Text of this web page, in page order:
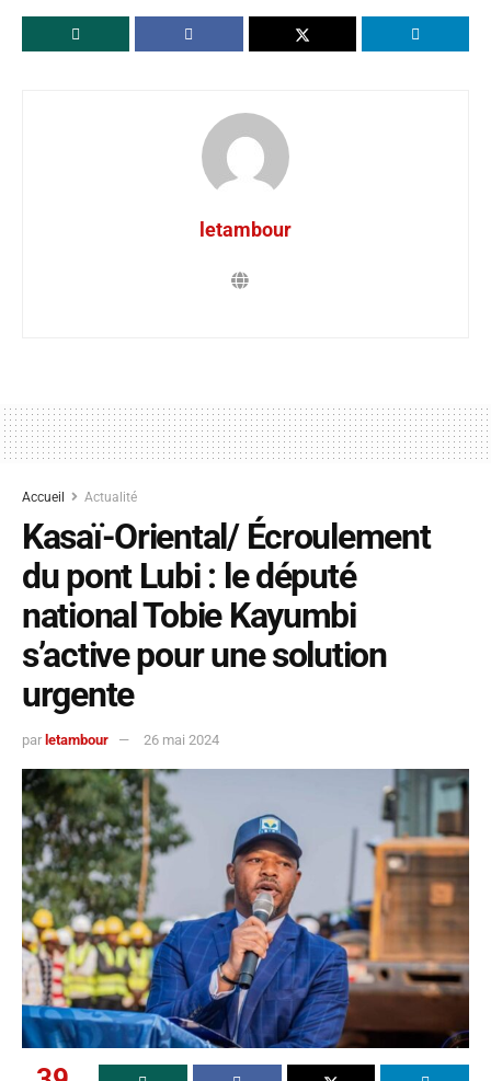
letambour
Accueil Actualité
Kasaï-Oriental/ Écroulement
du pont Lubi : le député
national Tobie Kayumbi
s’active pour une solution
urgente
par letambour 26 mai 2024